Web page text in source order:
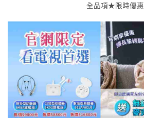
全品項★限時優惠